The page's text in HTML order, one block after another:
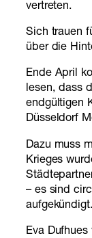
vertreten.
Sich trauen
über die
Ende April
lesen, dass
endgültigen
Düsseldorf
Dazu muss
Krieges
– es sind
aufgekündigt.
Eva